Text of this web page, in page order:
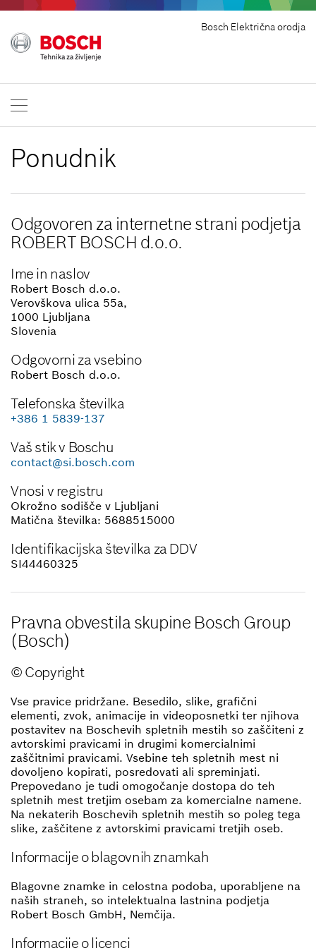
Bosch Električna orodja
Ponudnik
Odgovoren za internetne strani podjetja
ROBERT BOSCH d.o.o.
Ime in naslov
Robert Bosch d.o.o.
Verovškova ulica 55a,
1000 Ljubljana
Slovenia
Odgovorni za vsebino
Robert Bosch d.o.o.
Telefonska številka
+386 1 5839-137
Vaš stik v Boschu
contact@si.bosch.com
Vnosi v registru
Okrožno sodišče v Ljubljani
Matična številka: 5688515000
Identifikacijska številka za DDV
SI44460325
Pravna obvestila skupine Bosch Group
(Bosch)
© Copyright
Vse pravice pridržane. Besedilo, slike, grafični
elementi, zvok, animacije in videoposnetki ter njihova
postavitev na Boschevih spletnih mestih so zaščiteni z
avtorskimi pravicami in drugimi komercialnimi
zaščitnimi pravicami. Vsebine teh spletnih mest ni
dovoljeno kopirati, posredovati ali spreminjati.
Prepovedano je tudi omogočanje dostopa do teh
spletnih mest tretjim osebam za komercialne namene.
Na nekaterih Boschevih spletnih mestih so poleg tega
slike, zaščitene z avtorskimi pravicami tretjih oseb.
Informacije o blagovnih znamkah
Blagovne znamke in celostna podoba, uporabljene na
naših straneh, so intelektualna lastnina podjetja
Robert Bosch GmbH, Nemčija.
Informacije o licenci